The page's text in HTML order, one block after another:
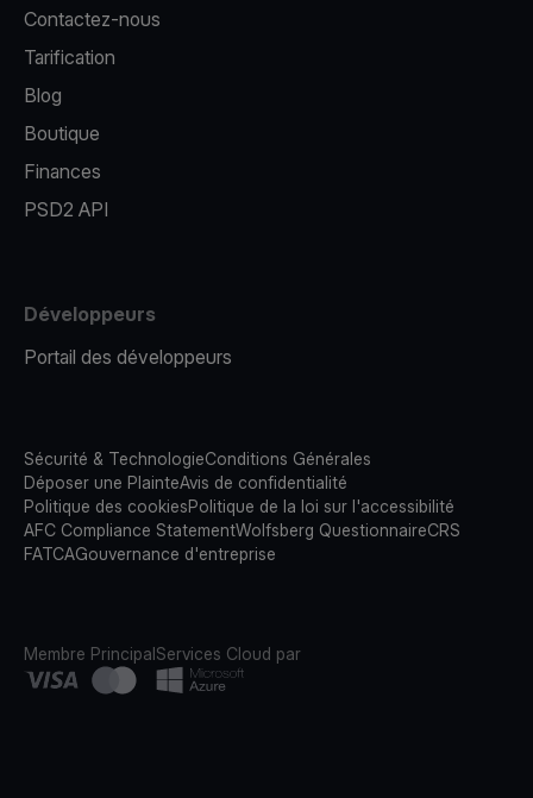
Contactez-nous
Tarification
Blog
Boutique
Finances
PSD2 API
Développeurs
Portail des développeurs
Sécurité & TechnologieConditions Générales
Déposer une PlainteAvis de confidentialité
Politique des cookiesPolitique de la loi sur l'accessibilité
AFC Compliance StatementWolfsberg QuestionnaireCRS
FATCAGouvernance d'entreprise
Membre PrincipalServices Cloud par